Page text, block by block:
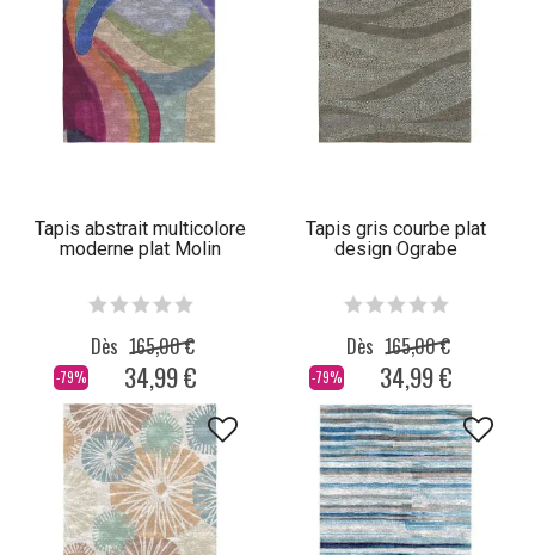
Tapis abstrait multicolore
moderne plat Molin
-79%
Dès 165,00 €
34,99 €
Tapis gris courbe plat
design Ograbe
-79%
Dès 165,00 €
34,99 €